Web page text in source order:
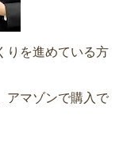
りを進めている方
アマゾンで購入で